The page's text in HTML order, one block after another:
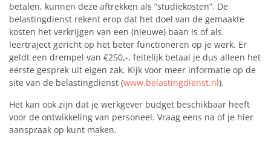
betalen, kunnen deze aftrekken als “studiekosten”. De
belastingdienst rekent erop dat het doel van de gemaakte
kosten het verkrijgen van een (nieuwe) baan is of als
leertraject gericht op het beter functioneren op je werk. Er
geldt een drempel van €250,-, feitelijk betaal je dus alleen het
eerste gesprek uit eigen zak. Kijk voor meer informatie op de
site van de belastingdienst (www.belastingdienst.nl).
Het kan ook zijn dat je werkgever budget beschikbaar heeft
voor de ontwikkeling van personeel. Vraag eens na of je hier
aanspraak op kunt maken.